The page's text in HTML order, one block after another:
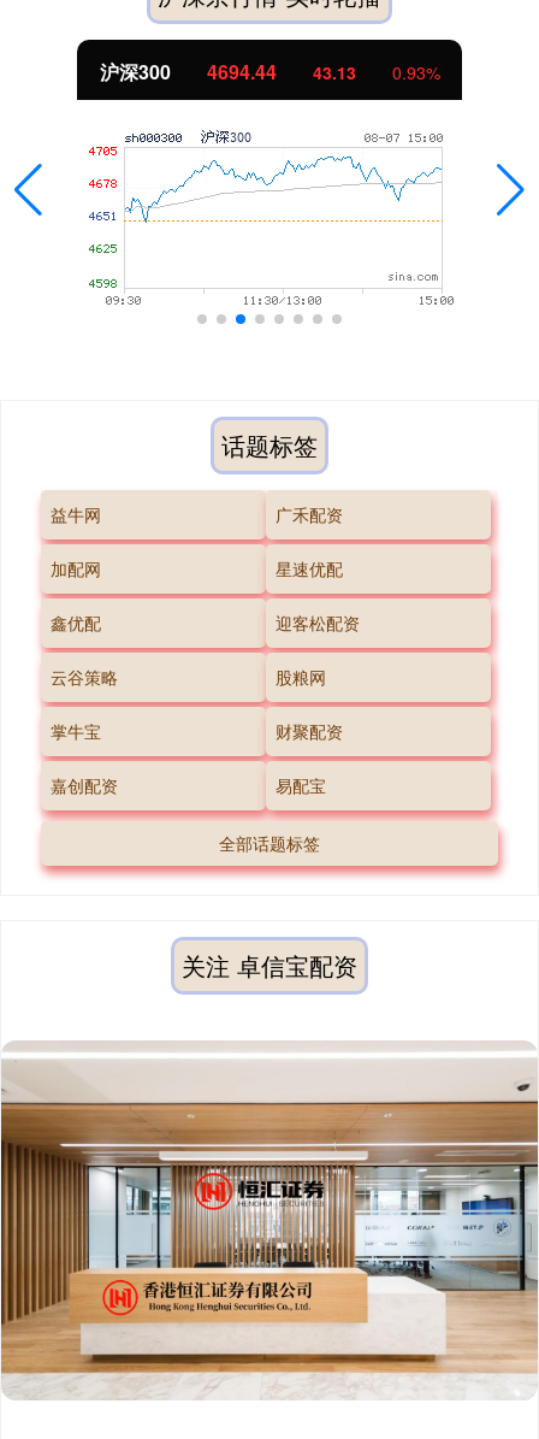
4694.44 43.13 0.93%
话题标签
益牛网 广禾配资
加配网 星速优配
鑫优配 迎客松配资
云谷策略 股粮网
掌牛宝 财聚配资
嘉创配资 易配宝
全部话题标签
关注 卓信宝配资